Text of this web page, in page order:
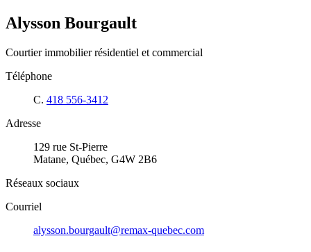
Alysson Bourgault
Courtier immobilier résidentiel et commercial
Téléphone
C. 418 556-3412
Adresse
129 rue St-Pierre
Matane, Québec, G4W 2B6
Réseaux sociaux
Courriel
alysson.bourgault@remax-quebec.com